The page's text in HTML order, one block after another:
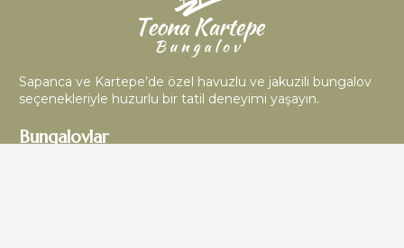
Sapanca ve Kartepe’de özel havuzlu ve jakuzili bungalov
seçenekleriyle huzurlu bir tatil deneyimi yaşayın.
Bungalovlar